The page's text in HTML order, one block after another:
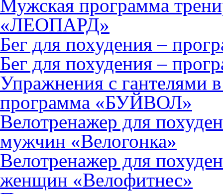
Мужская программа
«ЛЕОПАРД»
Бег для похудения –
Бег для похудения –
Упражнения с гантелями
программа «БУЙВОЛ»
Велотренажер для
мужчин «Велогонка»
Велотренажер для
женщин «Велофитнес»